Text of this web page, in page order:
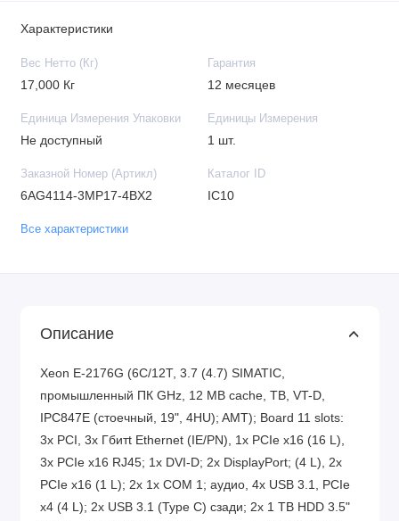
Характеристики
Вес Нетто (Кг)
17,000 Кг
Гарантия
12 месяцев
Единица Измерения Упаковки
Не доступный
Единицы Измерения
1 шт.
Заказной Номер (Артикл)
6AG4114-3MP17-4BX2
Каталог ID
IC10
Все характеристики
Описание
Xeon E-2176G (6C/12T, 3.7 (4.7) SIMATIC,
промышленный ПК GHz, 12 MB cache, TB, VT-D,
IPC847E (стоечный, 19", 4HU); AMT); Board 11 slots:
3x PCI, 3x Гбитt Ethernet (IE/PN), 1x PCIe x16 (16 L),
3x PCIe x16 RJ45; 1x DVI-D; 2x DisplayPort; (4 L), 2x
PCIe x16 (1 L); 2x 1x COM 1; аудио, 4x USB 3.1, PCIe
x4 (4 L); 2x USB 3.1 (Type C) сзади; 2x 1 TB HDD 3.5"